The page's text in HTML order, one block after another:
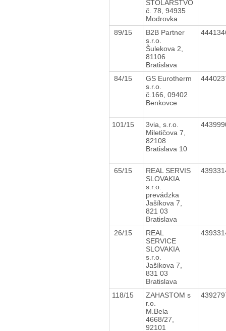
STOLÁRSTVO
č. 78, 94935
Modrovka
89/15
B2B Partner
s.r.o.
Šulekova 2,
81106
Bratislava
84/15
GS Eurotherm
s.r.o.
č.166, 09402
Benkovce
101/15
3via, s.r.o.
Miletičova 7,
82108
Bratislava 10
65/15
REAL SERVIS
SLOVAKIA
s.r.o.
prevádzka
Jašíkova 7,
821 03
Bratislava
26/15
REAL
SERVICE
SLOVAKIA
s.r.o.
Jašíkova 7,
831 03
Bratislava
118/15
ZAHASTOM s
r.o.
M.Bela
4668/27,
92101